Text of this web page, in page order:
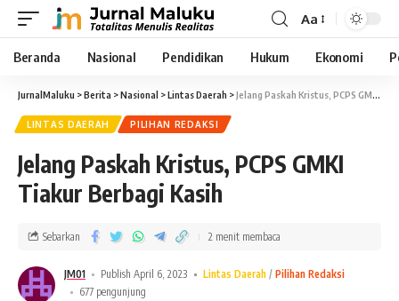
Aa
Beranda Nasional Pendidikan Hukum Ekonomi
JurnalMaluku >Berita >Nasional >Lintas Daerah >Jelang Paskah Kristus, PCPS GMKI Tiakur Berbagi Kasih
LINTAS DAERAH PILIHAN REDAKSI
Jelang Paskah Kristus, PCPS GMKI
Tiakur Berbagi Kasih
JM01 Publish April 6, 2023 Lintas Daerah
Pilihan Redaksi
677 pengunjung
Sebarkan 2 menit membaca